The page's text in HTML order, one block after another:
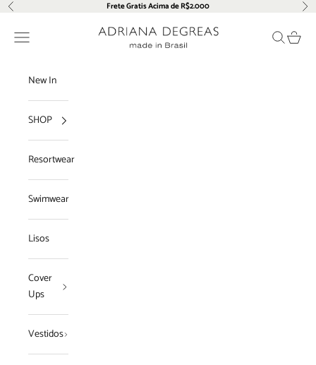
Pular para o conteúdo
Anterior Frete Gratis Acima de R$2.000
Adriana Degreas
Menu Pesquisar
New In
SHOP
Resortwear
Swimwear
Lisos
Cover
Ups
Vestidos